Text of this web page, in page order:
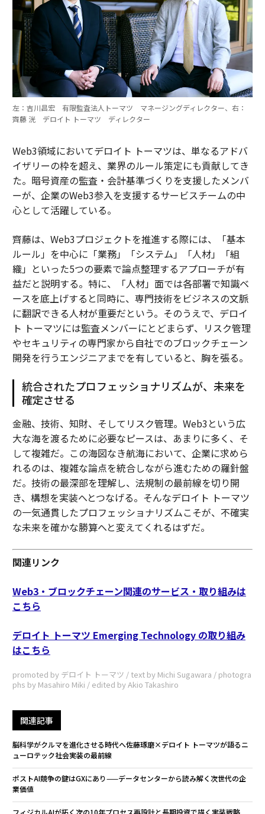
左：吉川昌宏 有限監査法人トーマツ マネージングディレクター、右：
齊藤 洸 デロイト トーマツ ディレクター
Web3領域においてデロイト トーマツは、単なるアドバ
イザリーの枠を超え、業界のルール策定にも貢献してき
た。暗号資産の監査・会計基準づくりを支援したメンバ
ーが、企業のWeb3参入を支援するサービスチームの中
心として活躍している。
齊藤は、Web3プロジェクトを推進する際には、「基本
ルール」を中心に「業務」「システム」「人材」「組
織」といった5つの要素で論点整理するアプローチが有
益だと説明する。特に、「人材」面では各部署で知識ベ
ースを底上げすると同時に、専門技術をビジネスの文脈
に翻訳できる人材が重要だという。そのうえで、デロイ
ト トーマツには監査メンバーにとどまらず、リスク管理
やセキュリティの専門家から自社でのブロックチェーン
開発を行うエンジニアまでを有していると、胸を張る。
統合されたプロフェッショナリズムが、未来を
確定させる
金融、技術、知財、そしてリスク管理。Web3という広
大な海を渡るために必要なピースは、あまりに多く、そ
して複雑だ。この海図なき航海において、企業に求めら
れるのは、複雑な論点を統合しながら進むための羅針盤
だ。技術の最深部を理解し、法規制の最前線を切り開
き、構想を実装へとつなげる。そんなデロイト トーマツ
の一気通貫したプロフェッショナリズムこそが、不確実
な未来を確かな勝算へと変えてくれるはずだ。
関連リンク
Web3・ブロックチェーン関連のサービス・取り組みは
こちら
デロイト トーマツ Emerging Technology の取り組み
はこちら
promoted by デロイト トーマツ / text by Michi Sugawara / photogra
phs by Masahiro Miki / edited by Akio Takashiro
関連記事
脳科学がクルマを進化させる時代へ――佐藤琢磨×デロイト トーマツが語るニ
ューロテック社会実装の最前線
ポストAI競争の鍵はGXにあり——データセンターから読み解く次世代の企
業価値
フィジカルAIが拓く次の10年――プロセス再設計と長期投資で描く実装戦略